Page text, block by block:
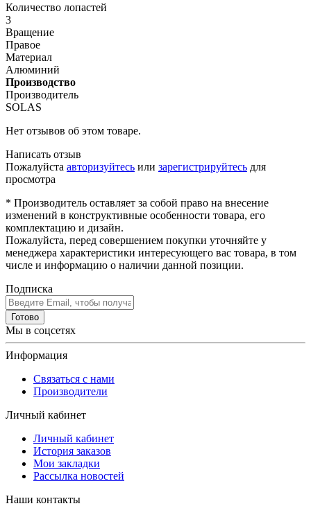
Количество лопастей
3
Вращение
Правое
Материал
Алюминий
Производство
Производитель
SOLAS
Нет отзывов об этом товаре.
Написать отзыв
Пожалуйста авторизуйтесь или зарегистрируйтесь для
просмотра
* Производитель оставляет за собой право на внесение
изменений в конструктивные особенности товара, его
комплектацию и дизайн.
Пожалуйста, перед совершением покупки уточняйте у
менеджера характеристики интересующего вас товара, в том
числе и информацию о наличии данной позиции.
Подписка
Готово
Мы в соцсетях
Информация
Связаться с нами
Производители
Личный кабинет
Личный кабинет
История заказов
Мои закладки
Рассылка новостей
Наши контакты